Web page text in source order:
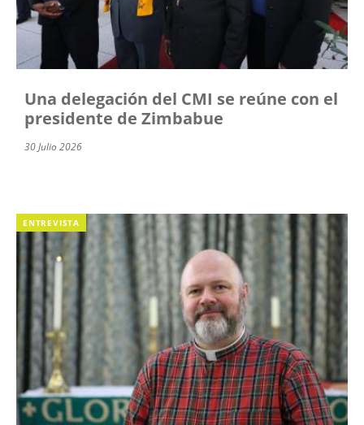
Una delegación del CMI se reúne con el
presidente de Zimbabue
30 Julio 2026
ENTREVISTA